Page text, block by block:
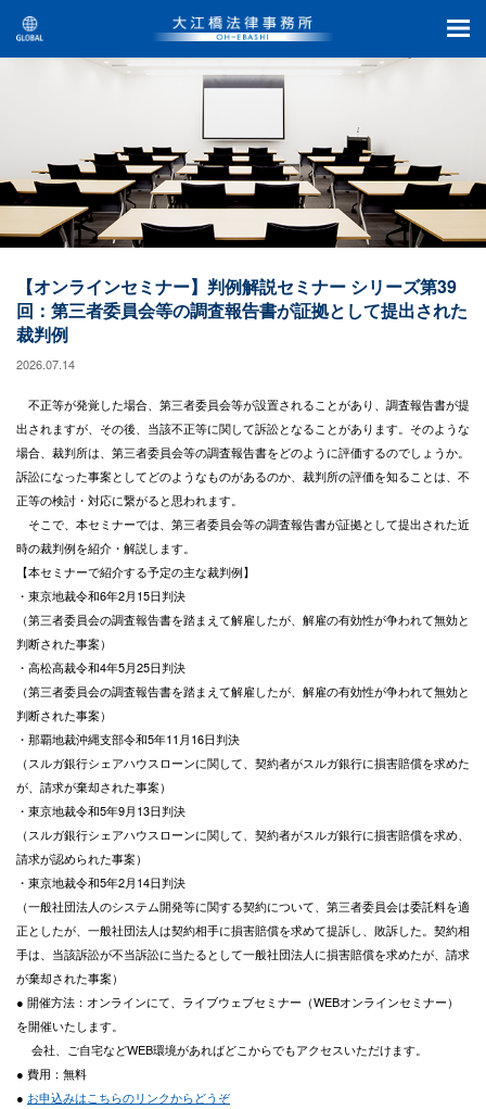
【オンラインセミナー】判例解説セミナー シリーズ第39
回：第三者委員会等の調査報告書が証拠として提出された
裁判例
2026.07.14
不正等が発覚した場合、第三者委員会等が設置されることがあり、調査報告書が提
出されますが、その後、当該不正等に関して訴訟となることがあります。そのような
場合、裁判所は、第三者委員会等の調査報告書をどのように評価するのでしょうか。
訴訟になった事案としてどのようなものがあるのか、裁判所の評価を知ることは、不
正等の検討・対応に繋がると思われます。
そこで、本セミナーでは、第三者委員会等の調査報告書が証拠として提出された近
時の裁判例を紹介・解説します。
【本セミナーで紹介する予定の主な裁判例】
・東京地裁令和6年2月15日判決
（第三者委員会の調査報告書を踏まえて解雇したが、解雇の有効性が争われて無効と
判断された事案）
・高松高裁令和4年5月25日判決
（第三者委員会の調査報告書を踏まえて解雇したが、解雇の有効性が争われて無効と
判断された事案）
・那覇地裁沖縄支部令和5年11月16日判決
（スルガ銀行シェアハウスローンに関して、契約者がスルガ銀行に損害賠償を求めた
が、請求が棄却された事案）
・東京地裁令和5年9月13日判決
（スルガ銀行シェアハウスローンに関して、契約者がスルガ銀行に損害賠償を求め、
請求が認められた事案）
・東京地裁令和5年2月14日判決
（一般社団法人のシステム開発等に関する契約について、第三者委員会は委託料を適
正としたが、一般社団法人は契約相手に損害賠償を求めて提訴し、敗訴した。契約相
手は、当該訴訟が不当訴訟に当たるとして一般社団法人に損害賠償を求めたが、請求
が棄却された事案）
● 開催方法：オンラインにて、ライブウェブセミナー（WEBオンラインセミナー）
を開催いたします。
会社、ご自宅などWEB環境があればどこからでもアクセスいただけます。
● 費用：無料
● お申込みはこちらのリンクからどうぞ